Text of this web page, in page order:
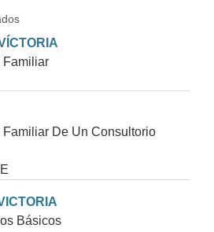
Familiar
De Un Consultorio
Básicos